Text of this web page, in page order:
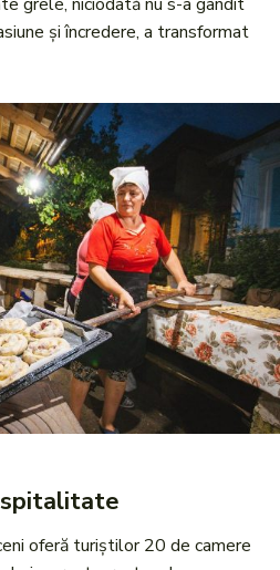
grele, niciodată nu s-a gândit
și încredere, a transformat
oferă turiștilor 20 de camere